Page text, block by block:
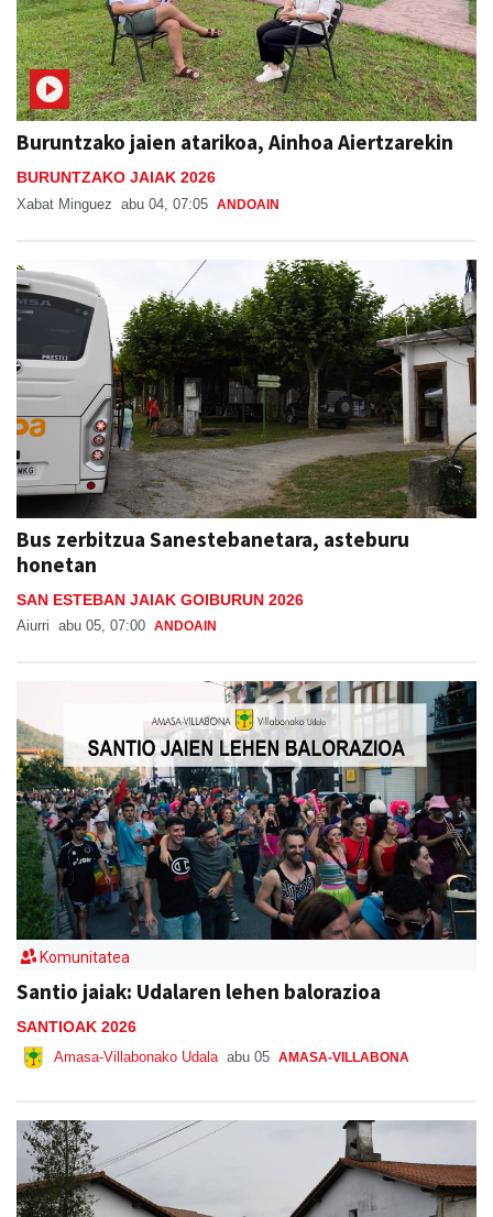
Buruntzako jaien atarikoa, Ainhoa Aiertzarekin
BURUNTZAKO JAIAK 2026
Xabat Minguez abu 04, 07:05 ANDOAIN
Bus zerbitzua Sanestebanetara, asteburu
honetan
SAN ESTEBAN JAIAK GOIBURUN 2026
Aiurri abu 05, 07:00 ANDOAIN
Komunitatea
Santio jaiak: Udalaren lehen balorazioa
SANTIOAK 2026
Amasa-Villabonako Udala abu 05 AMASA-VILLABONA